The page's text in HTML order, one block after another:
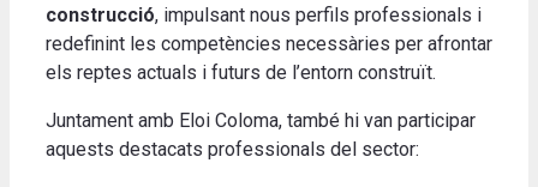
construcció, impulsant nous perfils professionals i
redefinint les competències necessàries per afrontar
els reptes actuals i futurs de l’entorn construït.
Juntament amb Eloi Coloma, també hi van participar
aquests destacats professionals del sector: